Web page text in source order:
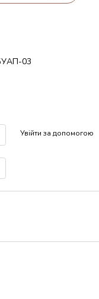
03
Увійти за допомогою